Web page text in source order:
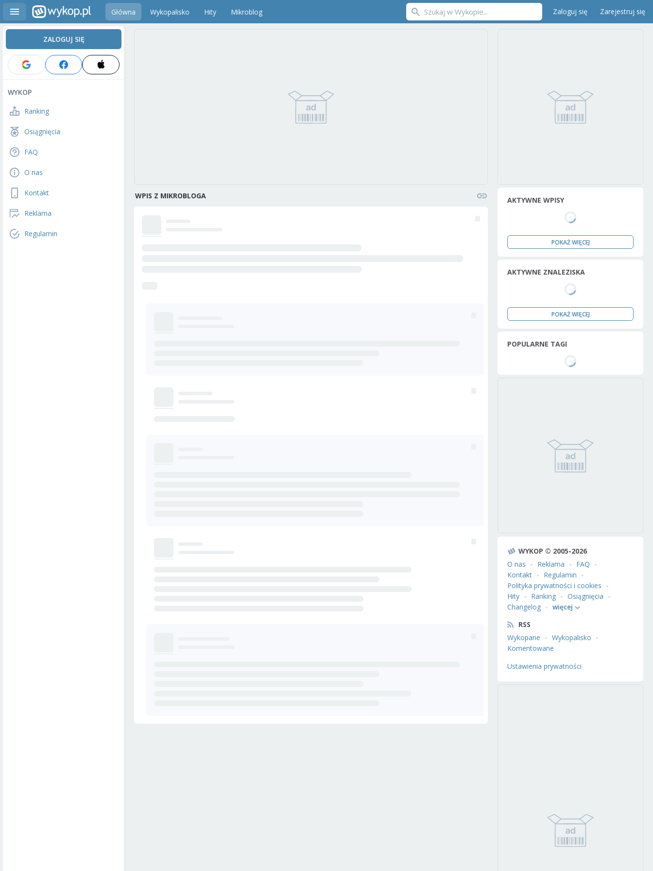
Główna Wykopalisko Hity Mikroblog Zaloguj się Zarejestruj się
ZALOGUJ SIĘ
WYKOP
Ranking
Osiągnięcia
FAQ
O nas
Kontakt
Reklama
Regulamin
WPIS Z MIKROBLOGA AKTYWNE WPISY
POKAŻ WIĘCEJ
AKTYWNE ZNALEZISKA
POKAŻ WIĘCEJ
POPULARNE TAGI
WYKOP © 2005-2026
O nas
Reklama
FAQ
Kontakt
Regulamin
Polityka prywatności i cookies
Hity
Ranking
Osiągnięcia
Changelog
więcej
RSS
Wykopane
Wykopalisko
Komentowane
Ustawienia prywatności